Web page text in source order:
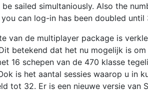
be sailed simultaniously. Also the
can log-in has been doubled until
van de multiplayer package is
betekend dat het nu mogelijk is
16 schepen van de 470 klasse
is het aantal sessies waarop u in
tot 32. Er is een nieuwe versie van